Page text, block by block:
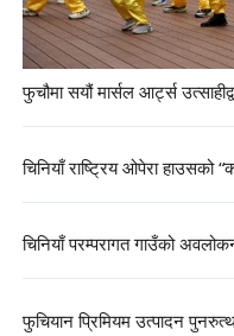
फुचौमा सयौं मार्सल आर्ट्स
चिनियाँ राष्ट्रिय ओपेरा हाउसको
चिनियाँ परम्परागत गाउँको
फुचियान प्रिमियम उत्पादन